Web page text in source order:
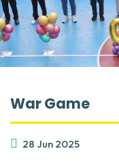
War Game
28 Jun 2025